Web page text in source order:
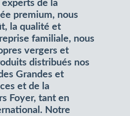
de la
premium, nous
la qualité et
familiale, nous
vergers et
distribués nos
Grandes et
et de la
Foyer, tant en
Notre